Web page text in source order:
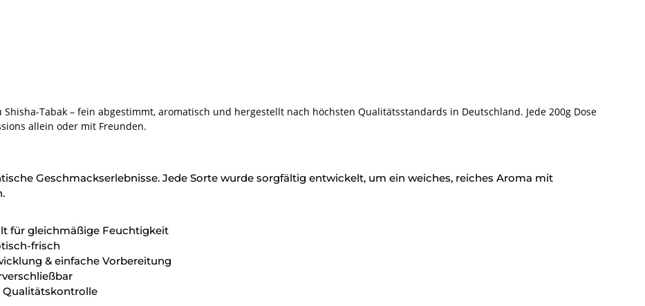
Shisha-Tabak – fein abgestimmt, aromatisch und hergestellt nach höchsten Qualitätsstandards in Deutschland. Jede 200g Dose
allein oder mit Freunden.
Geschmackserlebnisse. Jede Sorte wurde sorgfältig entwickelt, um ein weiches, reiches Aroma mit
für gleichmäßige Feuchtigkeit
frisch
& einfache Vorbereitung
Qualitätskontrolle